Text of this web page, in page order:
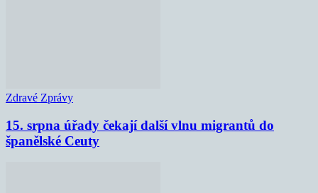
Zdravé Zprávy
15. srpna úřady čekají další vlnu migrantů do
španělské Ceuty